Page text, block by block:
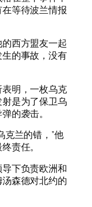
等待波兰情报
西方盟友一起
的事故，没有
明，一枚乌克
是为了保卫乌
的袭击。
克兰的错，”他
责任。
下负责欧洲和
森德对北约的